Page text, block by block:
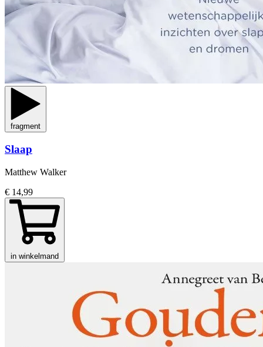
fragment
Slaap
Matthew Walker
€ 14,99
in winkelmand